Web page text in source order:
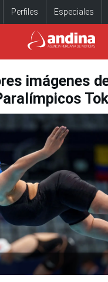
Perfiles Especiales
imágenes